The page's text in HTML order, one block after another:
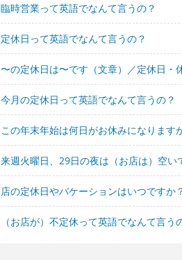
臨時営業って英語でなんて言うの？
定休日って英語でなんて言うの？
〜の定休日は〜です（文章）／定休日・
今月の定休日って英語でなんて言うの？
この年末年始は何日がお休みになります
来週火曜日、29日の夜は（お店は）空
店の定休日やバケーションはいつですか
（お店が）不定休って英語でなんて言う